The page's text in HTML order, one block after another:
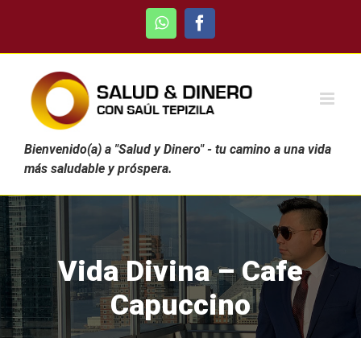
WhatsAppFacebook
Bienvenido(a) a "Salud y Dinero" - tu camino a una vida
más saludable y próspera.
Vida Divina – Cafe
Capuccino